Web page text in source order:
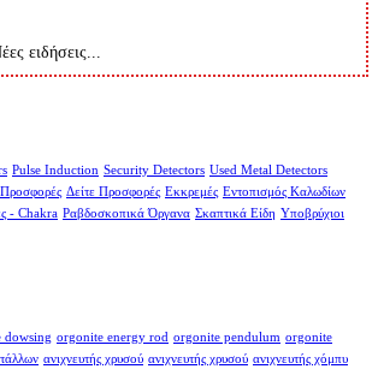
ειδήσεις...
Pulse Induction Security Detectors Used Metal Detectors
Προσφορές Δείτε Προσφορές Εκκρεμές Εντοπισμός Καλωδίων
- Chakra Ραβδοσκοπικά Όργανα Σκαπτικά Είδη Υποβρύχιοι
dowsing orgonite energy rod orgonite pendulum orgonite
ανιχνευτής χρυσού ανιχνευτής χρυσού ανιχνευτής χόμπυ